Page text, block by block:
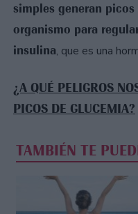
simples generan
organismo para
insulina, que es una
¿A QUÉ PELIGROS
PICOS DE GLUCEMIA?
TAMBIÉN TE